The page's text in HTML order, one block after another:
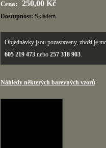
Cena: 250,00 Kč
Dostupnost: Skladem
Objednávky jsou pozastaveny, zboží je
605 219 473 nebo 257 318 903.
Náhledy některých barevných vzorů